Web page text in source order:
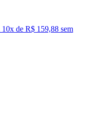
10x de R$ 159,88 sem